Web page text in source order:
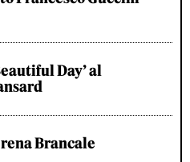
Day’ al
Brancale